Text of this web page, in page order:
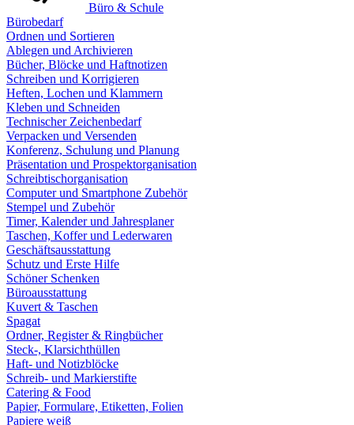
Büro & Schule
Bürobedarf
Ordnen und Sortieren
Ablegen und Archivieren
Bücher, Blöcke und Haftnotizen
Schreiben und Korrigieren
Heften, Lochen und Klammern
Kleben und Schneiden
Technischer Zeichenbedarf
Verpacken und Versenden
Konferenz, Schulung und Planung
Präsentation und Prospektorganisation
Schreibtischorganisation
Computer und Smartphone Zubehör
Stempel und Zubehör
Timer, Kalender und Jahresplaner
Taschen, Koffer und Lederwaren
Geschäftsausstattung
Schutz und Erste Hilfe
Schöner Schenken
Büroausstattung
Kuvert & Taschen
Spagat
Ordner, Register & Ringbücher
Steck-, Klarsichthüllen
Haft- und Notizblöcke
Schreib- und Markierstifte
Catering & Food
Papier, Formulare, Etiketten, Folien
Papiere weiß